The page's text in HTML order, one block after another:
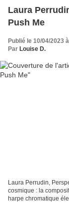
Laura
Push Me
Publié le 10/04/2023
Par Louise D.
Laura Perrudin,
cosmique : la
harpe chromatique